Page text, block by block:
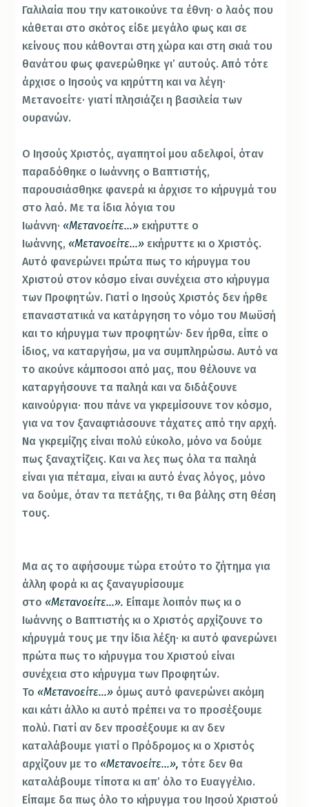
Γαλιλαία που την κατοικούνε τα έθνη· ο λαός που
κάθεται στο σκότος είδε μεγάλο φως και σε
κείνους που κάθονται στη χώρα και στη σκιά του
θανάτου φως φανερώθηκε γι’ αυτούς. Από τότε
άρχισε ο Ιησούς να κηρύττη και να λέγη·
Μετανοείτε· γιατί πλησιάζει η βασιλεία των
ουρανών.
Ο Ιησούς Χριστός, αγαπητοί μου αδελφοί, όταν
παραδόθηκε ο Ιωάννης ο Βαπτιστής,
παρουσιάσθηκε φανερά κι άρχισε το κήρυγμά του
στο λαό. Με τα ίδια λόγια του
Ιωάννη·«Μετανοείτε…» εκήρυττε ο
Ιωάννης,«Μετανοείτε…» εκήρυττε κι ο Χριστός.
Αυτό φανερώνει πρώτα πως το κήρυγμα του
Χριστού στον κόσμο είναι συνέχεια στο κήρυγμα
των Προφητών. Γιατί ο Ιησούς Χριστός δεν ήρθε
επαναστατικά να κατάργηση το νόμο του Μωϋσή
και το κήρυγμα των προφητών· δεν ήρθα, είπε ο
ίδιος, να καταργήσω, μα να συμπληρώσω. Αυτό να
το ακούνε κάμποσοι από μας, που θέλουνε να
καταργήσουνε τα παληά και να διδάξουνε
καινούργια· που πάνε να γκρεμίσουνε τον κόσμο,
για να τον ξαναφτιάσουνε τάχατες από την αρχή.
Να γκρεμίζης είναι πολύ εύκολο, μόνο να δούμε
πως ξαναχτίζεις. Και να λες πως όλα τα παληά
είναι για πέταμα, είναι κι αυτό ένας λόγος, μόνο
να δούμε, όταν τα πετάξης, τι θα βάλης στη θέση
τους.
Μα ας το αφήσουμε τώρα ετούτο το ζήτημα για
άλλη φορά κι ας ξαναγυρίσουμε
στο«Μετανοείτε…». Είπαμε λοιπόν πως κι ο
Ιωάννης ο Βαπτιστής κι ο Χριστός αρχίζουνε το
κήρυγμά τους με την ίδια λέξη· κι αυτό φανερώνει
πρώτα πως το κήρυγμα του Χριστού είναι
συνέχεια στο κήρυγμα των Προφητών.
Το«Μετανοείτε…» όμως αυτό φανερώνει ακόμη
και κάτι άλλο κι αυτό πρέπει να το προσέξουμε
πολύ. Γιατί αν δεν προσέξουμε κι αν δεν
καταλάβουμε γιατί ο Πρόδρομος κι ο Χριστός
αρχίζουν με το«Μετανοείτε…», τότε δεν θα
καταλάβουμε τίποτα κι απ’ όλο το Ευαγγέλιο.
Είπαμε δα πως όλο το κήρυγμα του Ιησού Χριστού